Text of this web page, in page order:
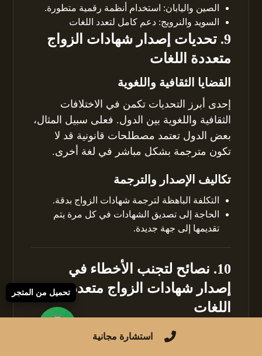
الصين واليابان: استخدام أنظمة رقمية متطورة.
السويد والنرويج: دعم كامل لتعدد اللغات
9. تحديات إصدار شهادات الزواج
متعددة اللغات
القضايا الثقافية واللغوية
إحدى أبرز التحديات تكمن في الاختلافات
الثقافية واللغوية بين الدول. فعلى سبيل المثال،
بعض الدول تعتمد مصطلحات قانونية قد لا
تكون مترجمة بشكل مباشر في لغة أخرى.
تكاليف الإصدار والترجمة
التكلفة الباهظة لترجمة شهادات الزواج بدقة.
الحاجة إلى تصديق الشهادات في كل مرة يتم
تقديمها إلى جهة جديدة.
10. نصائح لتجنب الأخطاء في
إصدار شهادات الزواج متعددة
اللغات
فحص التفاصيل القانونيةاستشارة مجانية
تحميل من المتجر